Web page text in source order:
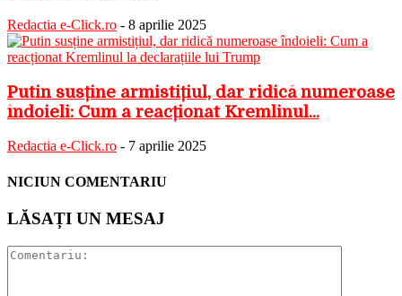
Redactia e-Click.ro - 8 aprilie 2025
Putin susține armistițiul, dar ridică numeroase
îndoieli: Cum a reacționat Kremlinul...
Redactia e-Click.ro - 7 aprilie 2025
NICIUN COMENTARIU
LĂSAȚI UN MESAJ